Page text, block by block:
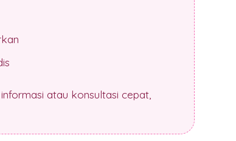
atau konsultasi cepat,